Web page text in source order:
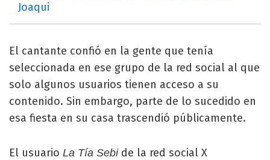
Joaqui
El cantante confió en la gente que tenía
seleccionada en ese grupo de la red social al que
solo algunos usuarios tienen acceso a su
contenido. Sin embargo, parte de lo sucedido en
esa fiesta en su casa trascendió públicamente.
El usuario La Tía Sebide la red social X